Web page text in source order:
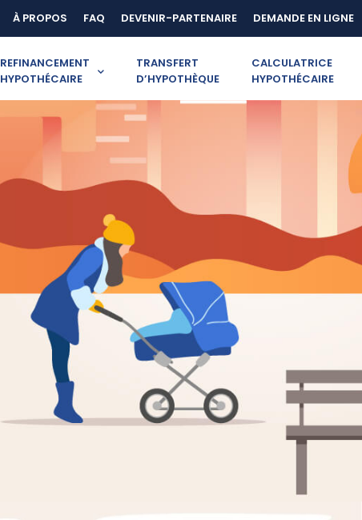
À PROPOS FAQ DEVENIR-PARTENAIRE DEMANDE EN LIGNE
REFINANCEMENT
HYPOTHÉCAIRE
TRANSFERT
D’HYPOTHÈQUE
CALCULATRICE
HYPOTHÉCAIRE